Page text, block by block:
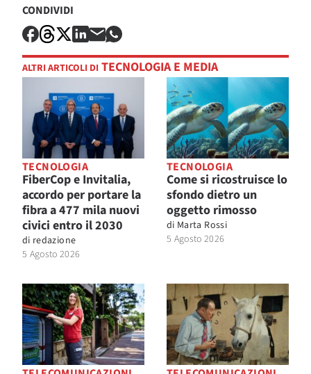
CONDIVIDI
ALTRI ARTICOLI DI TECNOLOGIA E MEDIA
TECNOLOGIA
FiberCop e Invitalia,
accordo per portare la
fibra a 477 mila nuovi
civici entro il 2030
di redazione
5 Agosto 2026
TECNOLOGIA
Come si ricostruisce lo
sfondo dietro un
oggetto rimosso
di Marta Rossi
5 Agosto 2026